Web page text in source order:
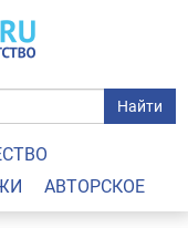
Найти
АВТОРСКОЕ